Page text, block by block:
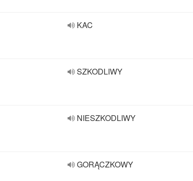
KAC
SZKODLIWY
NIESZKODLIWY
GORĄCZKOWY